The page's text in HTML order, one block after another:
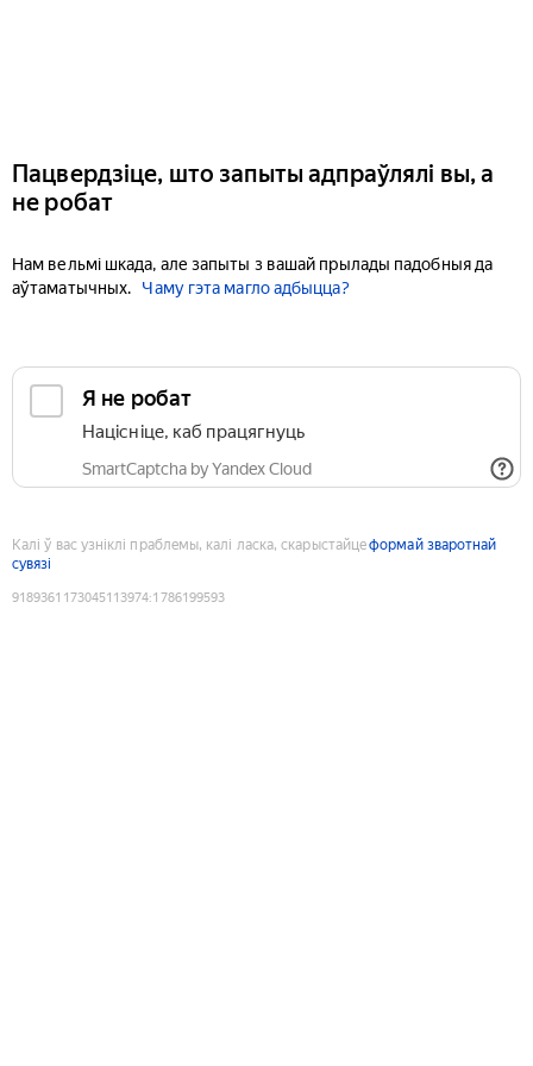
Пацвердзіце, што запыты адпраўлялі вы, а
не робат
Нам вельмі шкада, але запыты з вашай прылады падобныя да
аўтаматычных.
Чаму гэта магло адбыцца?
Я не робат
Націсніце, каб працягнуць
SmartCaptcha by Yandex Cloud
Калі ў вас узніклі праблемы, калі ласка, скарыстайцеформай зваротнай
сувязі
9189361173045113974:1786199593